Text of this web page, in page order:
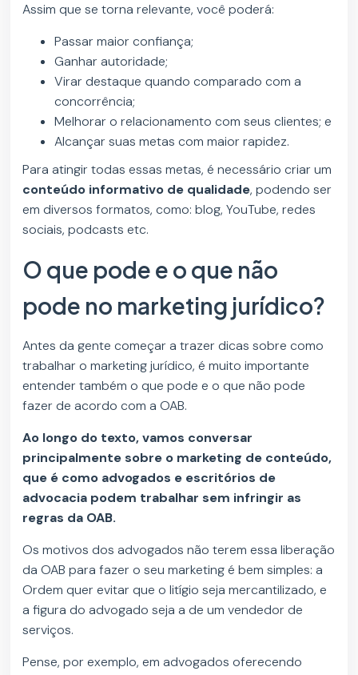
Assim que se torna relevante, você poderá:
Passar maior confiança;
Ganhar autoridade;
Virar destaque quando comparado com a
concorrência;
Melhorar o relacionamento com seus clientes; e
Alcançar suas metas com maior rapidez.
Para atingir todas essas metas, é necessário criar um
conteúdo informativo de qualidade, podendo ser
em diversos formatos, como: blog, YouTube, redes
sociais, podcasts etc.
O que pode e o que não
pode no marketing jurídico?
Antes da gente começar a trazer dicas sobre como
trabalhar o marketing jurídico, é muito importante
entender também o que pode e o que não pode
fazer de acordo com a OAB.
Ao longo do texto, vamos conversar
principalmente sobre o marketing de conteúdo,
que é como advogados e escritórios de
advocacia podem trabalhar sem infringir as
regras da OAB.
Os motivos dos advogados não terem essa liberação
da OAB para fazer o seu marketing é bem simples: a
Ordem quer evitar que o litígio seja mercantilizado, e
a figura do advogado seja a de um vendedor de
serviços.
Pense, por exemplo, em advogados oferecendo